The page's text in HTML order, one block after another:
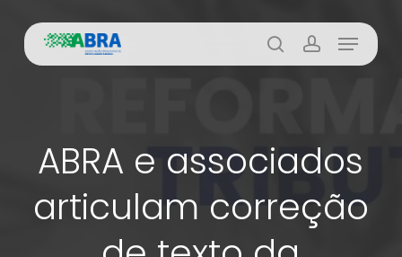
main
buscaaccount
Menu
ABRA e associados
articulam correção